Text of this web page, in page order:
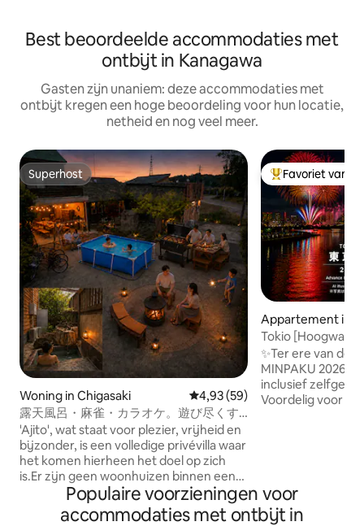
Best beoordeelde accommodaties met
ontbijt in Kanagawa
Gasten zijn unaniem: deze accommodaties met
ontbijt kregen een hoge beoordeling voor hun locatie,
netheid en nog veel meer.
Superhost
Superhost
Woning in Chigasaki Gemiddelde beoordeling van
4,93 (59)
露天風呂・麻雀・カラオケ。遊び尽くす
一棟貸切ヴィラ「AJITO茅ヶ崎」100m民
家なしで朝までOK
'Ajito', wat staat voor plezier, vrijheid en
bijzonder, is een volledige privévilla waar
het komen hierheen het doel op zich
is.Er zijn geen woonhuizen binnen een
straal van 100 m, behalve het gebouw
van de beheerder op het terrein. Het
accommodatiegebouw en de
Topfavoriet van
Favoriet van
Appartement in
Tokio
minuten van
slaapkamers
2-3 personen |
Shinjuku,
✨Ter ere van de
MINPAKU
inclusief
Voordelig voor
winkelstraat met
ongeveer 500
Populaire voorzieningen voor
accommodaties met ontbijt in